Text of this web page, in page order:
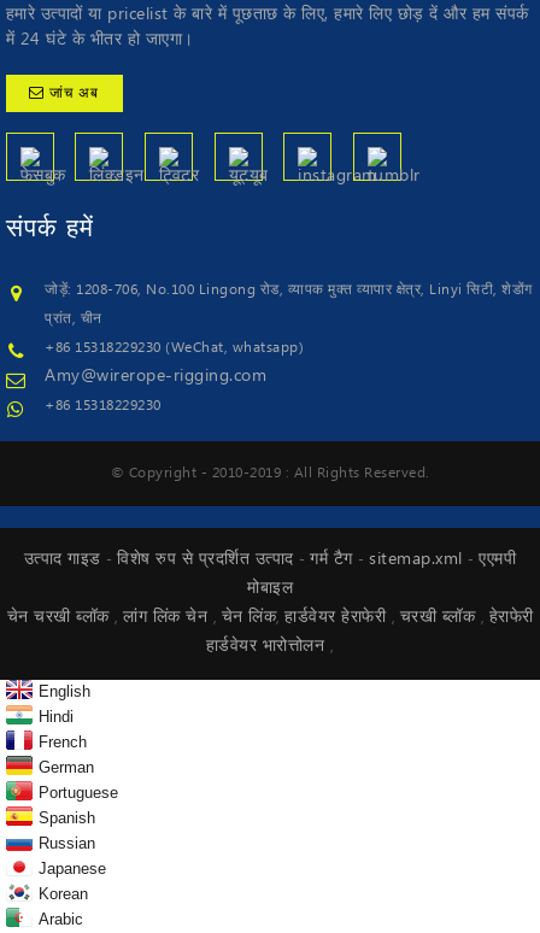
हमारे उत्पादों या pricelist के बारे में पूछताछ के लिए, हमारे लिए छोड़ दें और हम संपर्क
में 24 घंटे के भीतर हो जाएगा।
जांच अब
संपर्कहमें
जोड़ें: 1208-706, No.100 Lingong रोड, व्यापक मुक्त व्यापार क्षेत्र, Linyi सिटी, शेडोंग
प्रांत, चीन
+86 15318229230 (WeChat, whatsapp)
Amy@wirerope-rigging.com
+86 15318229230
© Copyright - 2010-2019 : All Rights Reserved.
उत्पाद गाइड -विशेष रुप से प्रदर्शित उत्पाद -गर्म टैग -sitemap.xml -एएमपी
मोबाइल
चेन चरखी ब्लॉक , लांग लिंक चेन , चेन लिंक, हार्डवेयर हेराफेरी , चरखी ब्लॉक , हेराफेरी
हार्डवेयर भारोत्तोलन ,
English
Hindi
French
German
Portuguese
Spanish
Russian
Japanese
Korean
Arabic